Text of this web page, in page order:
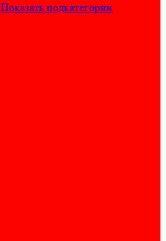
Показать подкатегории